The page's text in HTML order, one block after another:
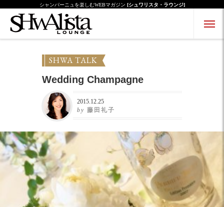
シャンパーニュを楽しむWEBマガジン [シュワリスタ・ラウンジ]
SHWA TALK
Wedding Champagne
2015.12.25
by 藤田礼子